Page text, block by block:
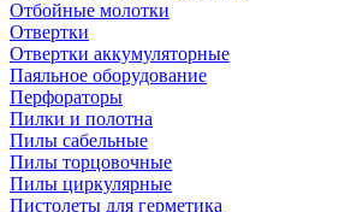
Отбойные молотки
Отвертки
Отвертки аккумуляторные
Паяльное оборудование
Перфораторы
Пилки и полотна
Пилы сабельные
Пилы торцовочные
Пилы циркулярные
Пистолеты для герметика